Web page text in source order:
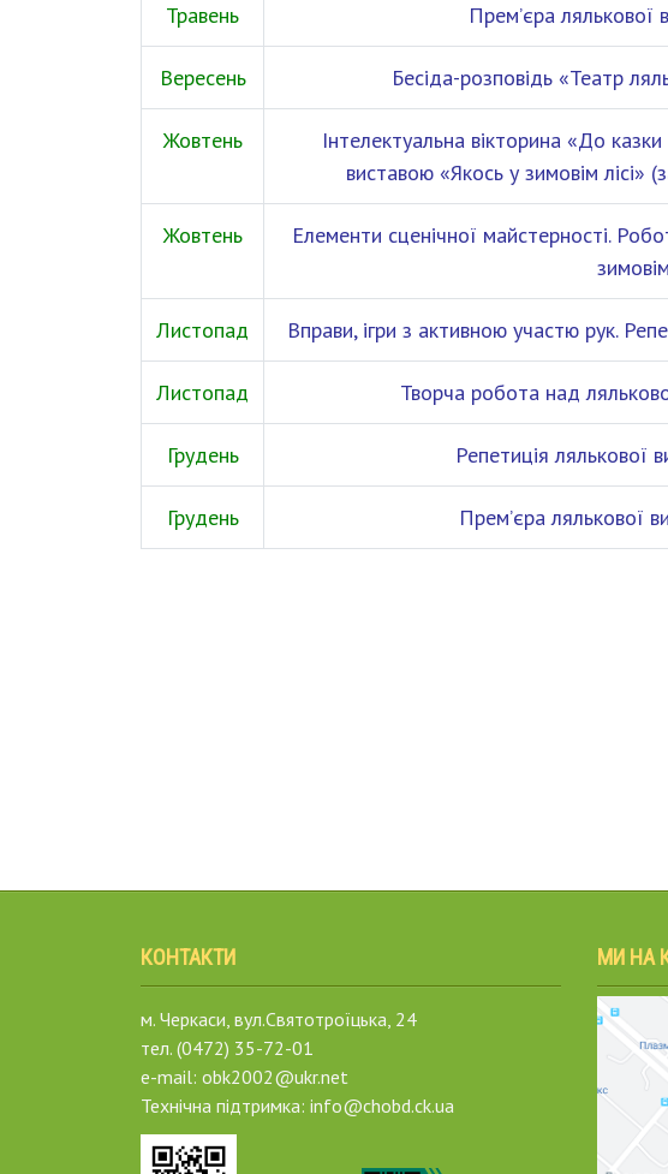
Травень Прем’єра лялькової
Вересень Бесіда-розповідь «Театр
Жовтень
Інтелектуальна вікторина «До
виставою «Якось у зимовім лісі»
Жовтень
Елементи сценічної майстерності.
Листопад Вправи, ігри з активною участю рук.
Листопад Творча робота над
Грудень Репетиція лялькової
Грудень Прем’єра лялькової
КОНТАКТИ
м. Черкаси, вул.Святотроїцька, 24
тел. (0472) 35-72-01
e-mail: obk2002@ukr.net
Технічна підтримка: info@chobd.ck.ua
МИ НА